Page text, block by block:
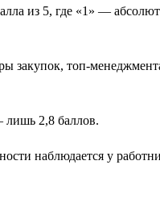
из 5, где «1» —
закупок, топ-
лишь 2,8 баллов.
наблюдается у